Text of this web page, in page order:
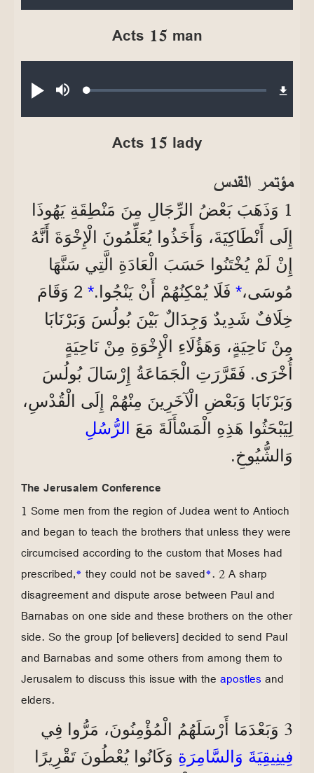
Acts 15 man
تشغيلصامتLoaded:
Acts 15 lady
مؤتمر القدس
1 وَذَهَبَ بَعْضُ الرِّجَالِ مِنَ مَنْطِقَةِ يَهُوذَا
إِلَى أَنْطَاكِيَةَ، وَأَخَذُوا يُعَلِّمُونَ الْإِخْوَةَ أَنَّهُ
إِنْ لَمْ يُخْتَنُوا حَسَبَ الْعَادَةِ الَّتِي سَنَّهَا
مُوسَى،* فَلَا يُمْكِنُهُمْ أَنْ يَنْجُوا.*
2 وَقَامَ
خِلَافٌ شَدِيدٌ وَجِدَالٌ بَيْنَ بُولُسَ وَبَرْنَابَا
مِنْ نَاحِيَةٍ، وَهَؤُلَاءِ الْإِخْوَةِ مِنْ نَاحِيَةٍ
أُخْرَى. فَقَرَّرَتِ الْجَمَاعَةُ إِرْسَالَ بُولُسَ
وَبَرْنَابَا وَبَعْضِ الْآخَرِينَ مِنْهُمْ إِلَى الْقُدْسِ،
لِيَبْحَثُوا هَذِهِ الْمَسْأَلَةَ مَعَ الرُّسُلِ
وَالشُّيُوخِ.
The Jerusalem Conference
1 Some men from the region of Judea went to Antioch
and began to teach the brothers that unless they were
circumcised according to the custom that Moses had
prescribed,* they could not be saved*. 2 A sharp
disagreement and dispute arose between Paul and
Barnabas on one side and these brothers on the other
side. So the group [of believers] decided to send Paul
and Barnabas and some others from among them to
Jerusalem to discuss this issue with the apostles and
elders.
3 وَبَعْدَمَا أَرْسَلَهُمُ الْمُؤْمِنُونَ، مَرُّوا فِي
فِينِيقِيَةَ وَالسَّامِرَةِ وَكَانُوا يُعْطُونَ تَقْرِيرًا